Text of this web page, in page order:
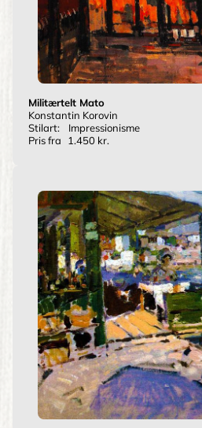
Militærtelt Mato
Konstantin Korovin
Stilart:
Impressionisme
Pris fra
1.450 kr.